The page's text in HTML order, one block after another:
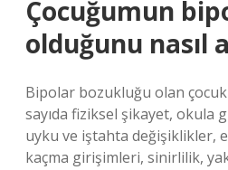
Çocuğumun
olduğunu nasıl
Bipolar bozukluğu olan
sayıda fiziksel şikayet, okula
uyku ve iştahta değişiklikler,
kaçma girişimleri, sinirlilik,